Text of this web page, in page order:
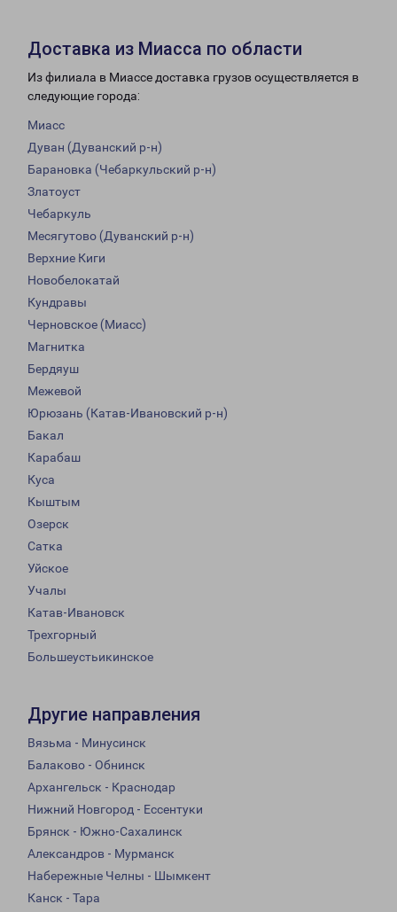
Доставка из Миасса по области
Из филиала в Миассе доставка грузов осуществляется в
следующие города:
Миасс
Дуван (Дуванский р-н)
Барановка (Чебаркульский р-н)
Златоуст
Чебаркуль
Месягутово (Дуванский р-н)
Верхние Киги
Новобелокатай
Кундравы
Черновское (Миасс)
Магнитка
Бердяуш
Межевой
Юрюзань (Катав-Ивановский р-н)
Бакал
Карабаш
Куса
Кыштым
Озерск
Сатка
Уйское
Учалы
Катав-Ивановск
Трехгорный
Большеустьикинское
Другие направления
Вязьма - Минусинск
Балаково - Обнинск
Архангельск - Краснодар
Нижний Новгород - Ессентуки
Брянск - Южно-Сахалинск
Александров - Мурманск
Набережные Челны - Шымкент
Канск - Тара